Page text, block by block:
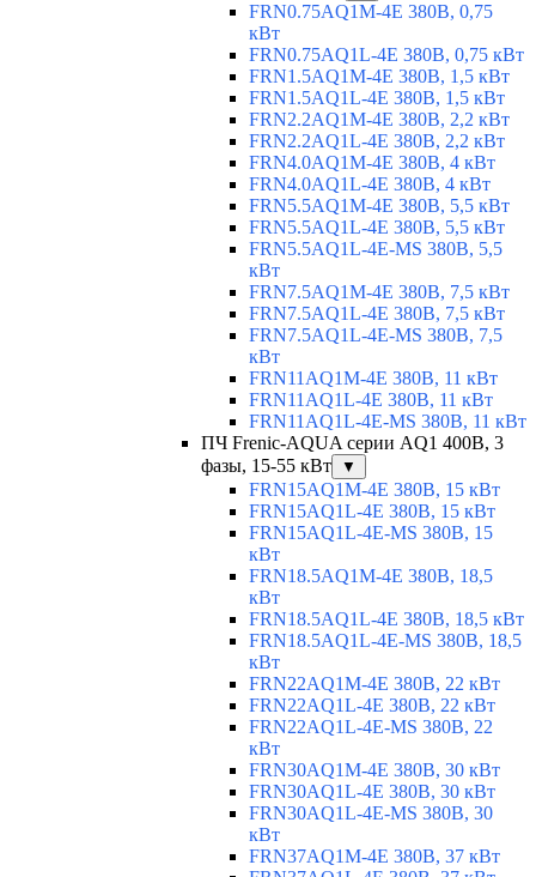
FRN0.75AQ1M-4E 380В, 0,75
кВт
FRN0.75AQ1L-4E 380В, 0,75 кВт
FRN1.5AQ1M-4E 380В, 1,5 кВт
FRN1.5AQ1L-4E 380В, 1,5 кВт
FRN2.2AQ1M-4E 380В, 2,2 кВт
FRN2.2AQ1L-4E 380В, 2,2 кВт
FRN4.0AQ1M-4E 380В, 4 кВт
FRN4.0AQ1L-4E 380В, 4 кВт
FRN5.5AQ1M-4E 380В, 5,5 кВт
FRN5.5AQ1L-4E 380В, 5,5 кВт
FRN5.5AQ1L-4E-MS 380В, 5,5
кВт
FRN7.5AQ1M-4E 380В, 7,5 кВт
FRN7.5AQ1L-4E 380В, 7,5 кВт
FRN7.5AQ1L-4E-MS 380В, 7,5
кВт
FRN11AQ1M-4E 380В, 11 кВт
FRN11AQ1L-4E 380В, 11 кВт
FRN11AQ1L-4E-MS 380В, 11 кВт
ПЧ Frenic-AQUA серии AQ1 400В, 3
фазы, 15-55 кВт
▼
FRN15AQ1M-4E 380В, 15 кВт
FRN15AQ1L-4E 380В, 15 кВт
FRN15AQ1L-4E-MS 380В, 15
кВт
FRN18.5AQ1M-4E 380В, 18,5
кВт
FRN18.5AQ1L-4E 380В, 18,5 кВт
FRN18.5AQ1L-4E-MS 380В, 18,5
кВт
FRN22AQ1M-4E 380В, 22 кВт
FRN22AQ1L-4E 380В, 22 кВт
FRN22AQ1L-4E-MS 380В, 22
кВт
FRN30AQ1M-4E 380В, 30 кВт
FRN30AQ1L-4E 380В, 30 кВт
FRN30AQ1L-4E-MS 380В, 30
кВт
FRN37AQ1M-4E 380В, 37 кВт